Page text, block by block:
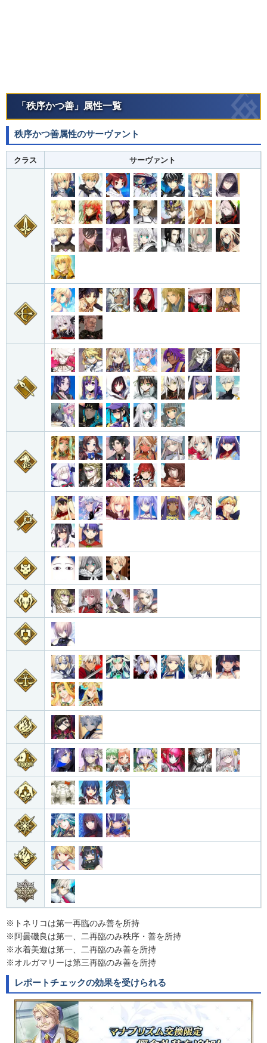
「秩序かつ善」属性一覧
秩序かつ善属性のサーヴァント
クラス サーヴァント
※トネリコは第一再臨のみ善を所持
※阿曇磯良は第一、二再臨のみ秩序・善を所持
※水着美遊は第一、二再臨のみ善を所持
※オルガマリーは第三再臨のみ善を所持
レポートチェックの効果を受けられる